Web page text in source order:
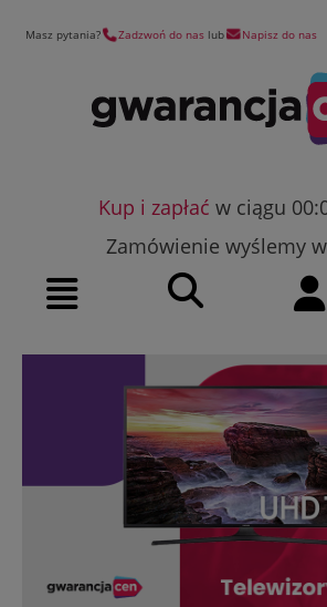
Masz pytania? Zadzwoń do nas lub Napisz do nas
Kup i zapłać w ciągu
Zamówienie wyślemy w